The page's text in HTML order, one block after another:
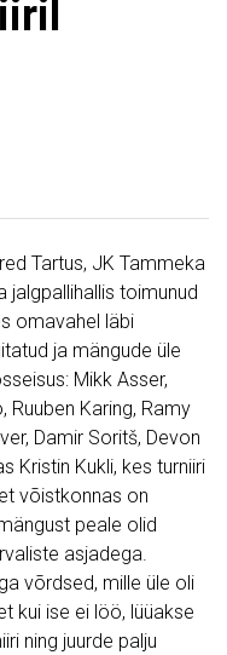
Tartus, JK Tammeka
jalgpallihallis toimunud
omavahel läbi
ja mängude üle
Mikk Asser,
Ruuben Karing, Ramy
Damir Soritš, Devon
Kristin Kukli, kes turniiri
võistkonnas on
peale olid
asjadega.
võrdsed, mille üle oli
kui ise ei löö, lüüakse
ning juurde palju